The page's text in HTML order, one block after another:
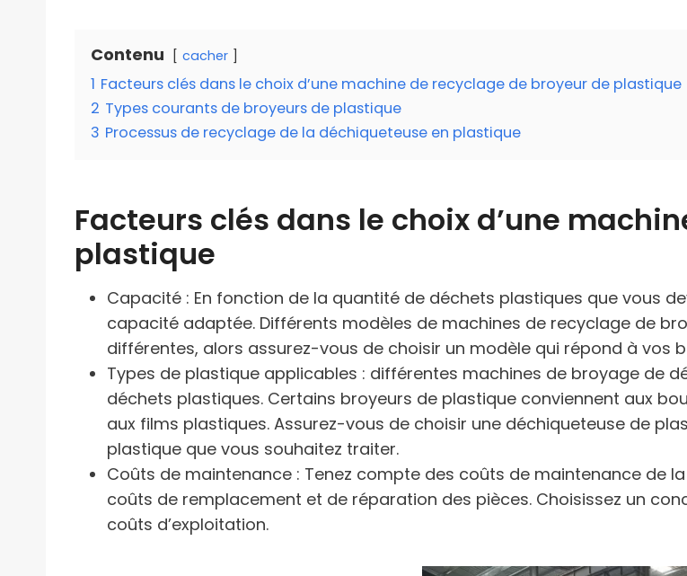
Contenu cacher
1 Facteurs clés dans le choix d’une machine de recyclage de broyeur de plastique
2 Types courants de broyeurs de plastique
3 Processus de recyclage de la déchiqueteuse en plastique
Facteurs clés dans le choix d’une
plastique
Capacité : En fonction de la quantité de déchets plastiques que vous
capacité adaptée. Différents modèles de machines de recyclage de
différentes, alors assurez-vous de choisir un modèle qui répond à vos
Types de plastique applicables : différentes machines de broyage de
déchets plastiques. Certains broyeurs de plastique conviennent aux
aux films plastiques. Assurez-vous de choisir une déchiqueteuse de
plastique que vous souhaitez traiter.
Coûts de maintenance : Tenez compte des coûts de maintenance de
coûts de remplacement et de réparation des pièces. Choisissez un
coûts d’exploitation.